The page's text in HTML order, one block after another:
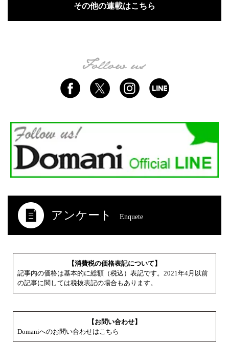
その他の連載はこちら
アンケート Enquete
【消費税の価格表記について】
記事内の価格は基本的に総額（税込）表記です。2021年4月以前
の記事に関しては税抜表記の場合もあります。
【お問い合わせ】
Domaniへのお問い合わせはこちら